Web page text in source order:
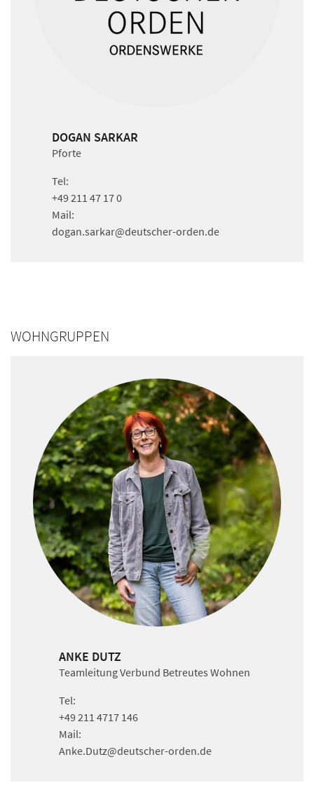
DOGAN SARKAR
Pforte
Tel:
+49 211 47 17 0
Mail:
dogan.sarkar@deutscher-orden.de
WOHNGRUPPEN
ANKE DUTZ
Teamleitung Verbund Betreutes Wohnen
Tel:
+49 211 4717 146
Mail:
Anke.Dutz@deutscher-orden.de